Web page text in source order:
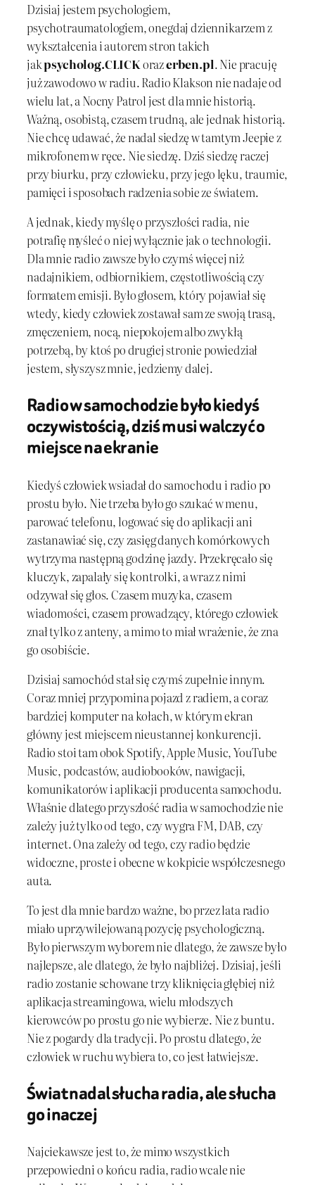
Dzisiaj jestem psychologiem,
psychotraumatologiem, onegdaj dziennikarzem z
wykształcenia i autorem stron takich
jakpsycholog.CLICKorazerben.pl. Nie pracuję
już zawodowo w radiu. Radio Klakson nie nadaje od
wielu lat, a Nocny Patrol jest dla mnie historią.
Ważną, osobistą, czasem trudną, ale jednak historią.
Nie chcę udawać, że nadal siedzę w tamtym Jeepie z
mikrofonem w ręce. Nie siedzę. Dziś siedzę raczej
przy biurku, przy człowieku, przy jego lęku, traumie,
pamięci i sposobach radzenia sobie ze światem.
A jednak, kiedy myślę o przyszłości radia, nie
potrafię myśleć o niej wyłącznie jak o technologii.
Dla mnie radio zawsze było czymś więcej niż
nadajnikiem, odbiornikiem, częstotliwością czy
formatem emisji. Było głosem, który pojawiał się
wtedy, kiedy człowiek zostawał sam ze swoją trasą,
zmęczeniem, nocą, niepokojem albo zwykłą
potrzebą, by ktoś po drugiej stronie powiedział
jestem, słyszysz mnie, jedziemy dalej.
Radio w samochodzie było kiedyś
oczywistością, dziś musi walczyć o
miejsce na ekranie
Kiedyś człowiek wsiadał do samochodu i radio po
prostu było. Nie trzeba było go szukać w menu,
parować telefonu, logować się do aplikacji ani
zastanawiać się, czy zasięg danych komórkowych
wytrzyma następną godzinę jazdy. Przekręcało się
kluczyk, zapalały się kontrolki, a wraz z nimi
odzywał się głos. Czasem muzyka, czasem
wiadomości, czasem prowadzący, którego człowiek
znał tylko z anteny, a mimo to miał wrażenie, że zna
go osobiście.
Dzisiaj samochód stał się czymś zupełnie innym.
Coraz mniej przypomina pojazd z radiem, a coraz
bardziej komputer na kołach, w którym ekran
główny jest miejscem nieustannej konkurencji.
Radio stoi tam obok Spotify, Apple Music, YouTube
Music, podcastów, audiobooków, nawigacji,
komunikatorów i aplikacji producenta samochodu.
Właśnie dlatego przyszłość radia w samochodzie nie
zależy już tylko od tego, czy wygra FM, DAB, czy
internet. Ona zależy od tego, czy radio będzie
widoczne, proste i obecne w kokpicie współczesnego
auta.
To jest dla mnie bardzo ważne, bo przez lata radio
miało uprzywilejowaną pozycję psychologiczną.
Było pierwszym wyborem nie dlatego, że zawsze było
najlepsze, ale dlatego, że było najbliżej. Dzisiaj, jeśli
radio zostanie schowane trzy kliknięcia głębiej niż
aplikacja streamingowa, wielu młodszych
kierowców po prostu go nie wybierze. Nie z buntu.
Nie z pogardy dla tradycji. Po prostu dlatego, że
człowiek w ruchu wybiera to, co jest łatwiejsze.
Świat nadal słucha radia, ale słucha
go inaczej
Najciekawsze jest to, że mimo wszystkich
przepowiedni o końcu radia, radio wcale nie